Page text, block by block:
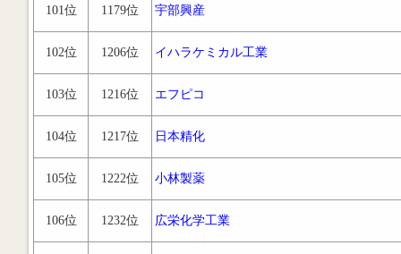
101位 1179位 宇部興産
102位 1206位 イハラケミカル工業
103位 1216位 エフピコ
104位 1217位 日本精化
105位 1222位 小林製薬
106位 1232位 広栄化学工業